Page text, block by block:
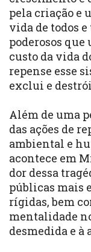
pela criação e
vida de todos e
poderosos que
custo da vida
repense esse
exclui e destrói
Além de uma
das ações de
ambiental e
acontece em
dor dessa
públicas mais
rígidas, bem
mentalidade
desmedida e à